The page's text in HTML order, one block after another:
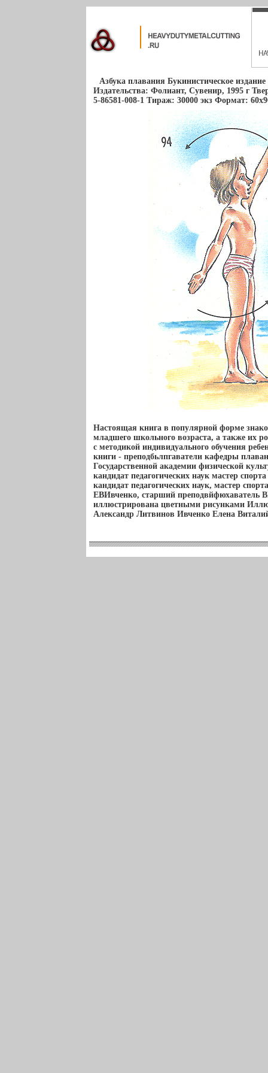
Азбука плавания Букинистическое
Издательства: Фолиант, Сувенир, 1995 г
5-86581-008-1 Тираж: 30000 экз Формат:
Настоящая книга в популярной форме
младшего школьного возраста, а также их
с методикой индивидуального обучения
книги - преподбьлпгаватели кафедры
Государственной академии физической
кандидат педагогических наук мастер
кандидат педагогических наук, мастер
ЕВИвченко, старший преподвйфюхаватель
иллюстрирована цветными рисунками
Александр Литвинов Ивченко Елена